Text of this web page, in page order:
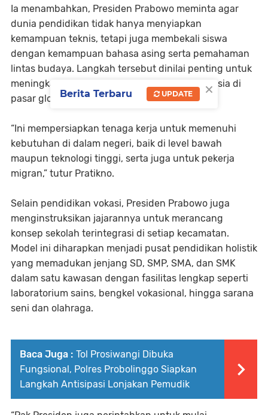
Ia menambahkan, Presiden Prabowo meminta agar
dunia pendidikan tidak hanya menyiapkan
kemampuan teknis, tetapi juga membekali siswa
dengan kemampuan bahasa asing serta pemahaman
lintas budaya. Langkah tersebut dinilai penting untuk
meningkatkan daya saing tenaga kerja Indonesia di
pasar global.
“Ini mempersiapkan tenaga kerja untuk memenuhi
kebutuhan di dalam negeri, baik di level bawah
maupun teknologi tinggi, serta juga untuk pekerja
migran,” tutur Pratikno.
Selain pendidikan vokasi, Presiden Prabowo juga
menginstruksikan jajarannya untuk merancang
konsep sekolah terintegrasi di setiap kecamatan.
Model ini diharapkan menjadi pusat pendidikan holistik
yang memadukan jenjang SD, SMP, SMA, dan SMK
dalam satu kawasan dengan fasilitas lengkap seperti
laboratorium sains, bengkel vokasional, hingga sarana
seni dan olahraga.
Baca Juga : Tol Prosiwangi Dibuka
Fungsional, Polres Probolinggo Siapkan
Langkah Antisipasi Lonjakan Pemudik
×
Berita Terbaru UPDATE